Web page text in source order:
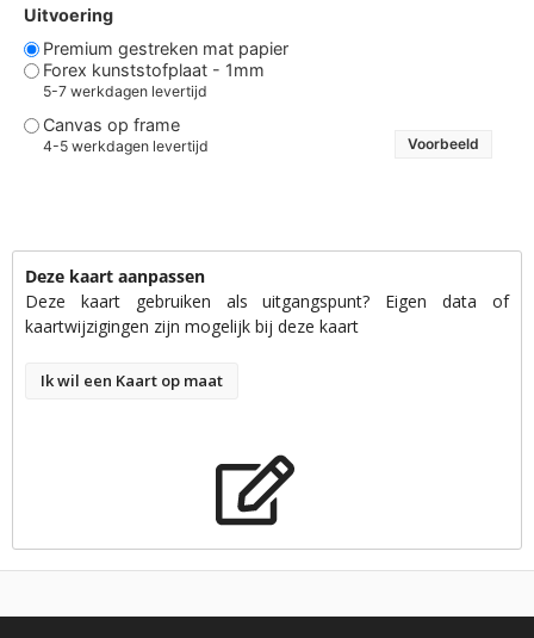
Uitvoering
Premium gestreken mat papier
Forex kunststofplaat - 1mm
5-7 werkdagen levertijd
Canvas op frame
4-5 werkdagen levertijd Voorbeeld
Deze kaart aanpassen
Deze kaart gebruiken als uitgangspunt? Eigen data of
kaartwijzigingen zijn mogelijk bij deze kaart
Ik wil een Kaart op maat